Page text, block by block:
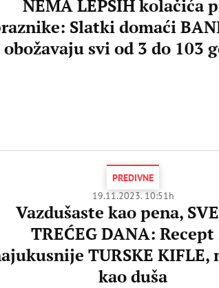
NEMA LEPŠIH kolačića
Slatki domaći
obožavaju svi od 3 do 103
PREDIVNE
19.11.2023. 10:51h
Vazdušaste kao pena,
TREĆEG DANA: Recept
TURSKE KIFLE,
kao duša